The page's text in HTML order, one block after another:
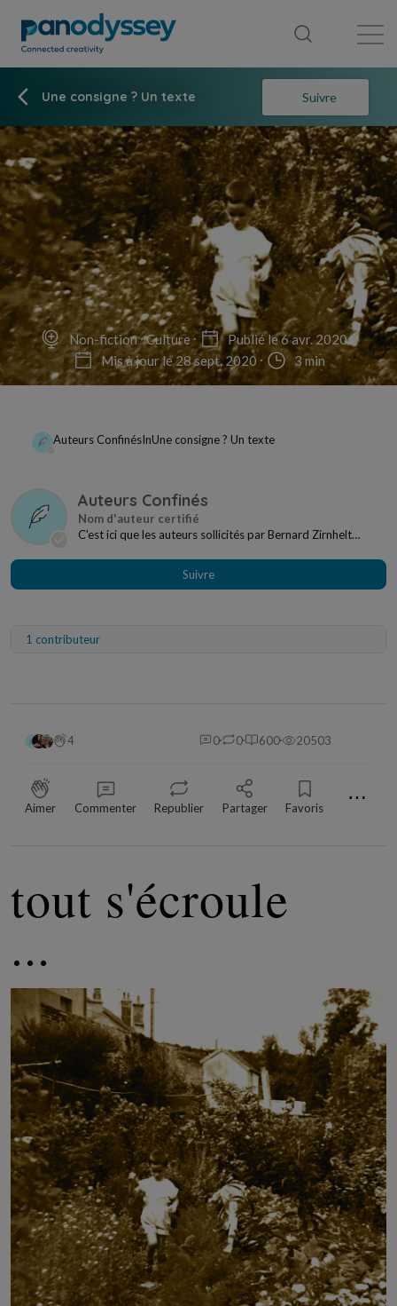
Une consigne ? Un texte Suivre
Non-fiction Culture
Publié le 6 avr. 2020
Mis à jour le 28 sept. 2020
3 min
Auteurs ConfinésInUne consigne ? Un texte
Auteurs Confinés
C'est ici que les auteurs sollicités par Bernard Zirnhelt
Suivre
1 contributeur
4 0 0 600 20503
Aimer Commenter Republier Partager Favoris ⋯
tout s'écroule
...